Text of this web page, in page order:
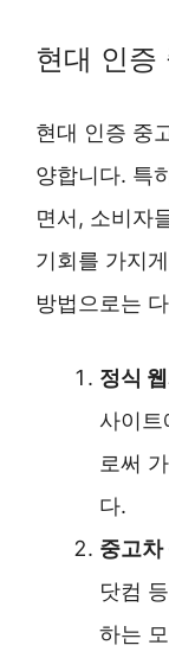
현대 인증
현대 인증 중
양합니다. 특
면서, 소비자
기회를 가지
방법으로는
정식
사이트
로써
다.
중고차
닷컴
하는